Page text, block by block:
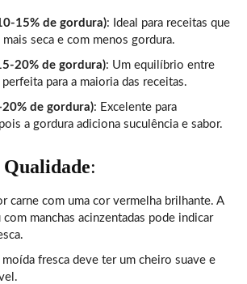
15% de gordura): Ideal para receitas que
mais seca e com menos gordura.
20% de gordura): Um equilíbrio entre
para a maioria das receitas.
de gordura): Excelente para
a gordura adiciona suculência e sabor.
:
carne com uma cor vermelha brilhante. A
com manchas acinzentadas pode indicar
moída fresca deve ter um cheiro suave e